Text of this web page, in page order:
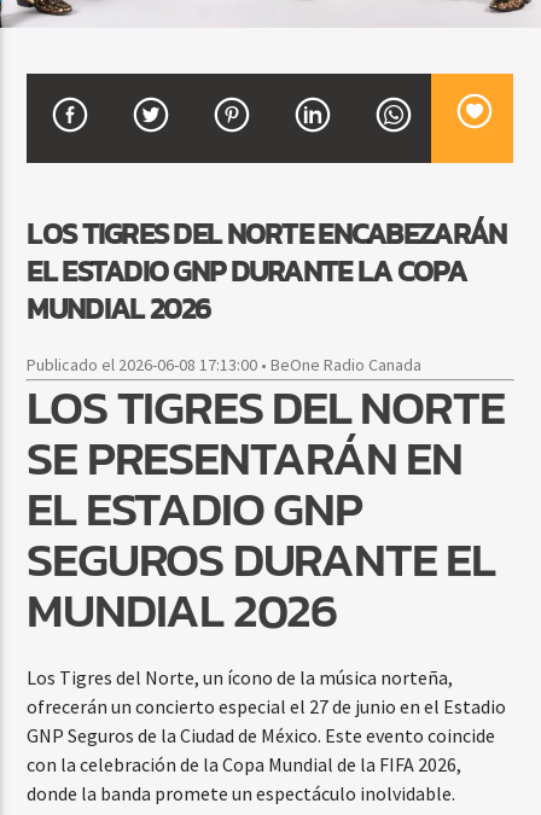
CURRENT SHOW
VIBRAS TROPICALES
2:00 AM 4:00 AM
Beone Radio
LOS TIGRES DEL NORTE ENCABEZARÁN
EL ESTADIO GNP DURANTE LA COPA
MUNDIAL 2026
Publicado el 2026-06-08 17:13:00 • BeOne Radio Canada
LOS TIGRES DEL NORTE
SE PRESENTARÁN EN
EL ESTADIO GNP
SEGUROS DURANTE EL
MUNDIAL 2026
Los Tigres del Norte, un ícono de la música norteña,
ofrecerán un concierto especial el 27 de junio en el Estadio
GNP Seguros de la Ciudad de México. Este evento coincide
con la celebración de la Copa Mundial de la FIFA 2026,
donde la banda promete un espectáculo inolvidable.